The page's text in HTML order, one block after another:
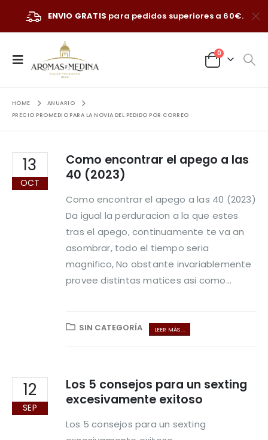
ENVIO GRATIS para pedidos superiores a 60€.
0
HOME
ANUARIO
PRECIO PROMEDIO PARA LA NOVIA DEL PEDIDO POR CORREO
13
OCT
Como encontrar el apego a las
40 (2023)
Como encontrar el apego a las 40 (2023)
Da igual la perduracion a la que estes
tras el apego, continuamente te va an
asombrar, todo el tiempo seri­a
magnifico, No obstante invariablemente
provee distintas matices asi­ como...
SIN CATEGORÍA LEER MÁS ...
12
SEP
Los 5 consejos para un sexting
excesivamente exitoso
Los 5 consejos para un sexting